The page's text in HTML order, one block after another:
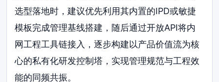
选型落地时，建议优先利用其内置的IPD或敏捷
模板完成管理基线搭建，随后通过开放API将内
网工程工具链接入，逐步构建以产品价值流为核
心的私有化研发控制塔，实现管理规范与工程效
能的同频共振。